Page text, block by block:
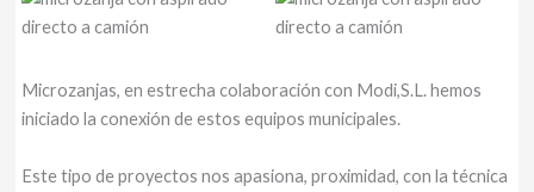
Microzanjas, en estrecha colaboración con Modi,S.L. hemos
iniciado la conexión de estos equipos municipales.
Este tipo de proyectos nos apasiona, proximidad, con la técnica